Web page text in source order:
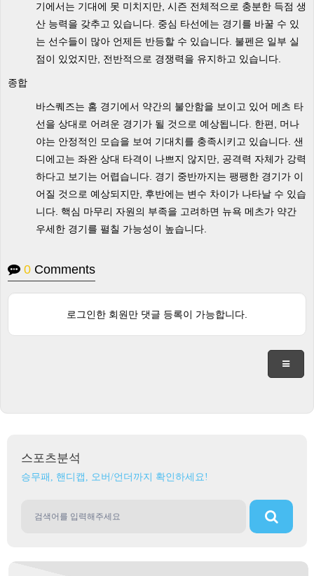
기에서는 기대에 못 미치지만, 시즌 전체적으로 충분한 득점 생
산 능력을 갖추고 있습니다. 중심 타선에는 경기를 바꿀 수 있
는 선수들이 많아 언제든 반등할 수 있습니다. 불펜은 일부 실
점이 있었지만, 전반적으로 경쟁력을 유지하고 있습니다.
종합
바스퀘즈는 홈 경기에서 약간의 불안함을 보이고 있어 메츠 타
선을 상대로 어려운 경기가 될 것으로 예상됩니다. 한편, 머나
야는 안정적인 모습을 보여 기대치를 충족시키고 있습니다. 샌
디에고는 좌완 상대 타격이 나쁘지 않지만, 공격력 자체가 강력
하다고 보기는 어렵습니다. 경기 중반까지는 팽팽한 경기가 이
어질 것으로 예상되지만, 후반에는 변수 차이가 나타날 수 있습
니다. 핵심 마무리 자원의 부족을 고려하면 뉴욕 메츠가 약간
우세한 경기를 펼칠 가능성이 높습니다.
0 Comments
로그인한 회원만 댓글 등록이 가능합니다.
스포츠분석
승무패, 핸디캡, 오버/언더까지 확인하세요!